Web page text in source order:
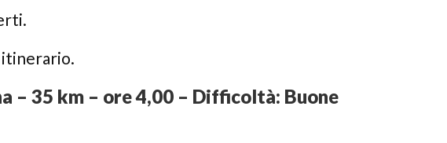
itinerario.
– 35 km – ore 4,00 – Difficoltà: Buone